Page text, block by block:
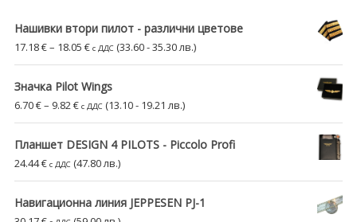
Нашивки втори пилот - различни цветове
17.18€– 18.05 €Price
range:
17.18 €
through
с ДДС (33.60 - 35.30 лв.)
Значка Pilot Wings
6.70€– 9.82 €Price
range:
6.70 €
through
с ДДС (13.10 - 19.21 лв.)
Планшет DESIGN 4 PILOTS - Piccolo Profi
24.44€ с ДДС (47.80 лв.)
Навигационна линия JEPPESEN PJ-1